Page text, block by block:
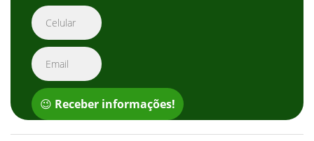
😉 Receber informações!